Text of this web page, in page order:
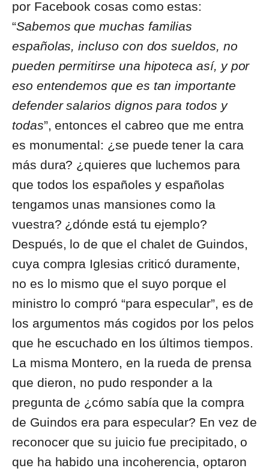
por Facebook cosas como estas:
“Sabemos que muchas familias
españolas, incluso con dos sueldos, no
pueden permitirse una hipoteca así, y por
eso entendemos que es tan importante
defender salarios dignos para todos y
todas”, entonces el cabreo que me entra
es monumental: ¿se puede tener la cara
más dura? ¿quieres que luchemos para
que todos los españoles y españolas
tengamos unas mansiones como la
vuestra? ¿dónde está tu ejemplo?
Después, lo de que el chalet de Guindos,
cuya compra Iglesias criticó duramente,
no es lo mismo que el suyo porque el
ministro lo compró “para especular”, es de
los argumentos más cogidos por los pelos
que he escuchado en los últimos tiempos.
La misma Montero, en la rueda de prensa
que dieron, no pudo responder a la
pregunta de ¿cómo sabía que la compra
de Guindos era para especular? En vez de
reconocer que su juicio fue precipitado, o
que ha habido una incoherencia, optaron